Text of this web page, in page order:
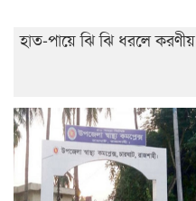
হাত-পায়ে ঝি ঝি ধরলে করণীয়